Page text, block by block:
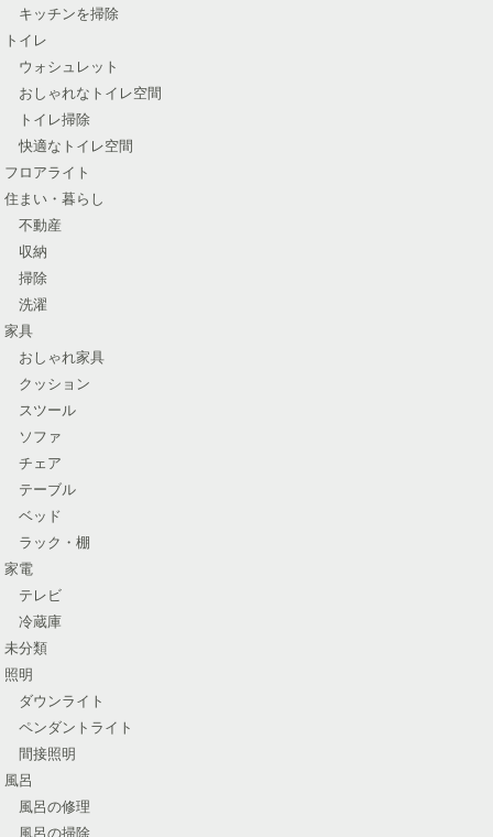
キッチンを掃除
トイレ
ウォシュレット
おしゃれなトイレ空間
トイレ掃除
快適なトイレ空間
フロアライト
住まい・暮らし
不動産
収納
掃除
洗濯
家具
おしゃれ家具
クッション
スツール
ソファ
チェア
テーブル
ベッド
ラック・棚
家電
テレビ
冷蔵庫
未分類
照明
ダウンライト
ペンダントライト
間接照明
風呂
風呂の修理
風呂の掃除